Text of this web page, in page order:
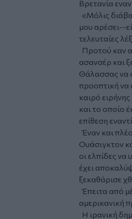
Βρετανία
«Μόλις
μου αρέσει--
τελευταίες
Προτού καν
ασανσέρ και
Θάλασσας να
προοπτική να
καιρό
και το οποίο
επίθεση
Έναν και
Ουάσιγκτον
οι ελπίδες να
έχει
ξεκαθάρισε
Έπειτα από
αμερικανική
Η ιρανική